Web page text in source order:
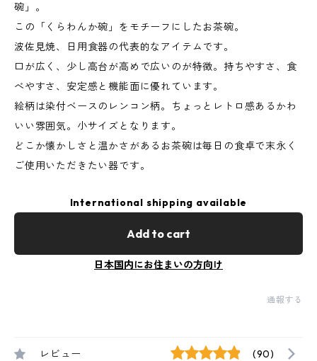
碗」。
この「くらわんか碗」をモチーフにしたお茶碗。
波佐見焼、日用食器の代表的なアイテムです。
口が広く、少し高台が高めで広いのが特徴。持ちやすさ、食
べやすさ、安定感と機能面に優れています。
絵柄は染付ベースのレンコン柄。ちょっとレトロ感あるかわ
いい雰囲気。小サイズとなります。
どこか懐かしさと温かさがあるお茶碗は毎日の食卓で末永く
ご使用いただきたい器です。
International shipping available
Add to cart
日本国内にお住まいの方向け
通報する
レビュー (90)